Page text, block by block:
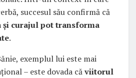
succesul său confirmă că
și curajul pot transforma
.
exemplul lui este mai
– este dovada căviitorul